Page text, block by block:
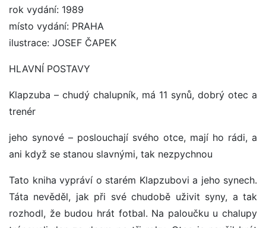
rok vydání: 1989
místo vydání: PRAHA
ilustrace: JOSEF ČAPEK
HLAVNÍ POSTAVY
Klapzuba – chudý chalupník, má 11 synů, dobrý otec a
trenér
jeho synové – poslouchají svého otce, mají ho rádi, a
ani když se stanou slavnými, tak nezpychnou
Tato kniha vypráví o starém Klapzubovi a jeho synech.
Táta nevěděl, jak při své chudobě uživit syny, a tak
rozhodl, že budou hrát fotbal. Na paloučku u chalupy